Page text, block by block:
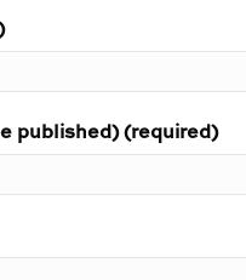
published) (required)